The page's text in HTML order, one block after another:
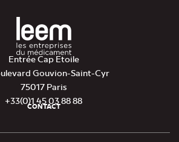
Entrée Cap Etoile
Gouvion-Saint-Cyr
75017 Paris
+33(0)1 45 03 88 88
CONTACT